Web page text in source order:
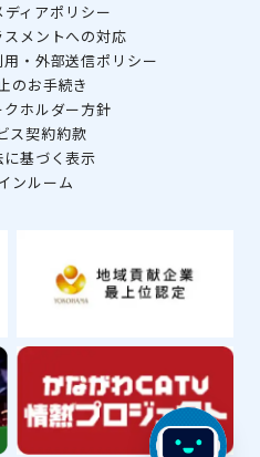
ィアポリシー
メントへの対応
・外部送信ポリシー
のお手続き
ホルダー方針
ス契約約款
基づく表示
ンルーム